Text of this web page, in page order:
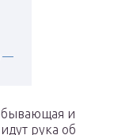
—
и
рука об